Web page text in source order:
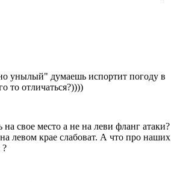
унылый" думаешь испортит погоду в
то отличаться?))))
свое место а не на леви фланг атаки?
левом крае слабоват. А что про наших
?